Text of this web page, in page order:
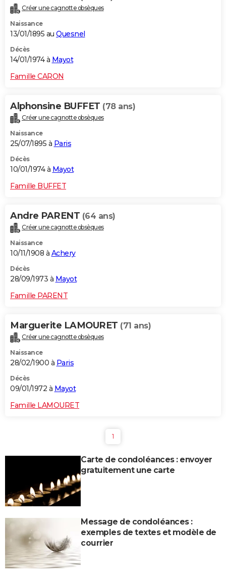
Créer une cagnotte obsèques
Naissance
13/01/1895 au Quesnel
Décès
14/01/1974 à Mayot
Famille CARON
Alphonsine BUFFET (78 ans)
Créer une cagnotte obsèques
Naissance
25/07/1895 à Paris
Décès
10/01/1974 à Mayot
Famille BUFFET
Andre PARENT (64 ans)
Créer une cagnotte obsèques
Naissance
10/11/1908 à Achery
Décès
28/09/1973 à Mayot
Famille PARENT
Marguerite LAMOURET (71 ans)
Créer une cagnotte obsèques
Naissance
28/02/1900 à Paris
Décès
09/01/1972 à Mayot
Famille LAMOURET
1
Carte de condoléances : envoyer
gratuitement une carte
Message de condoléances :
exemples de textes et modèle de
courrier